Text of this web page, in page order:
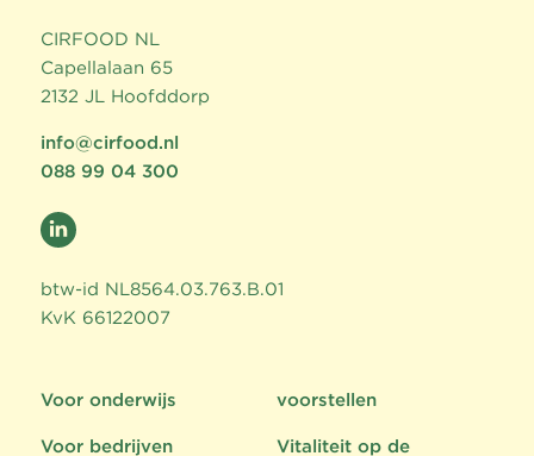
CIRFOOD NL
Capellalaan 65
2132 JL Hoofddorp
info@cirfood.nl
088 99 04 300
btw-id NL8564.03.763.B.01
KvK 66122007
Voor onderwijs
Voor bedrijven
voorstellen
Vitaliteit op de